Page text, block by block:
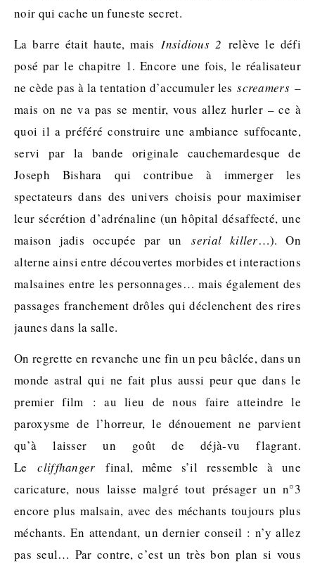
noir qui cache un funeste secret.
La barre était haute, maisInsidious 2 relève le défi
posé par le chapitre 1. Encore une fois, le réalisateur
ne cède pas à la tentation d’accumuler lesscreamers–
mais on ne va pas se mentir, vous allez hurler – ce à
quoi il a préféré construire une ambiance suffocante,
servi par la bande originale cauchemardesque de
Joseph Bishara qui contribue à immerger les
spectateurs dans des univers choisis pour maximiser
leur sécrétion d’adrénaline (un hôpital désaffecté, une
maison jadis occupée par unserial killer…). On
alterne ainsi entre découvertes morbides et interactions
malsaines entre les personnages… mais également des
passages franchement drôles qui déclenchent des rires
jaunes dans la salle.
On regrette en revanche une fin un peu bâclée, dans un
monde astral qui ne fait plus aussi peur que dans le
premier film : au lieu de nous faire atteindre le
paroxysme de l’horreur, le dénouement ne parvient
qu’à laisser un goût de déjà-vu flagrant.
Lecliffhanger final, même s’il ressemble à une
caricature, nous laisse malgré tout présager un n°3
encore plus malsain, avec des méchants toujours plus
méchants. En attendant, un dernier conseil : n’y allez
pas seul… Par contre, c’est un très bon plan si vous